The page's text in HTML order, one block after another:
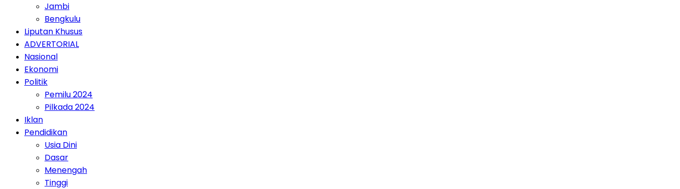
Jambi
Bengkulu
Liputan Khusus
ADVERTORIAL
Nasional
Ekonomi
Politik
Pemilu 2024
Pilkada 2024
Iklan
Pendidikan
Usia Dini
Dasar
Menengah
Tinggi